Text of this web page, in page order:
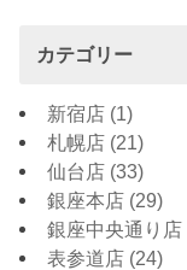
カテゴリー
新宿店 (1)
札幌店 (21)
仙台店 (33)
銀座本店 (29)
銀座中央通り店
表参道店 (24)